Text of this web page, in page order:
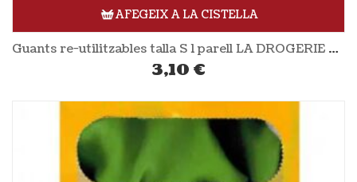
AFEGEIX A LA CISTELLA
Guants re-utilitzables talla S 1 parell LA DROGERIE ÉCOLOGIQUE
3,10 €